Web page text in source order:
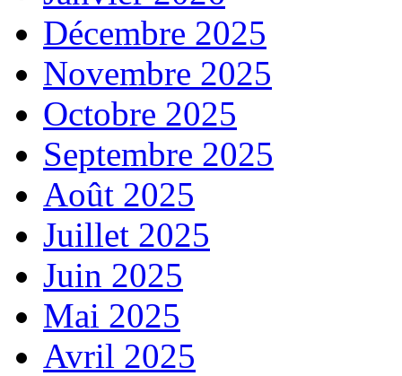
Décembre 2025
Novembre 2025
Octobre 2025
Septembre 2025
Août 2025
Juillet 2025
Juin 2025
Mai 2025
Avril 2025